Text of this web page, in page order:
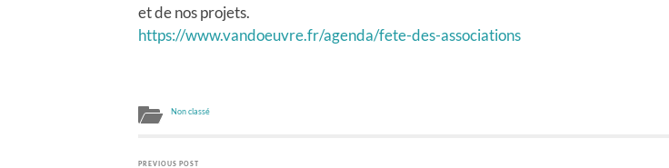
et de nos projets.
https://www.vandoeuvre.fr/agenda/fete-des-associations
Non classé
PREVIOUS POST